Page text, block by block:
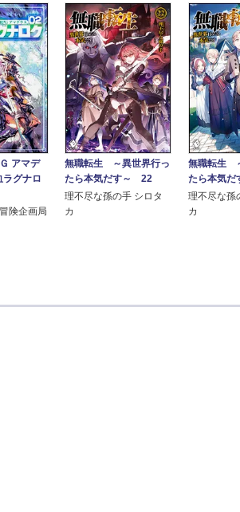
アマデ
グナロ
険企画局
無職転生 ～異世界行っ
たら本気だす～ 22
理不尽な孫の手 シロタ
カ
無職転生
たら本気
理不尽な孫
カ